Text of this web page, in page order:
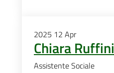
2025 12 Apr
Chiara Ruffini
Assistente Sociale